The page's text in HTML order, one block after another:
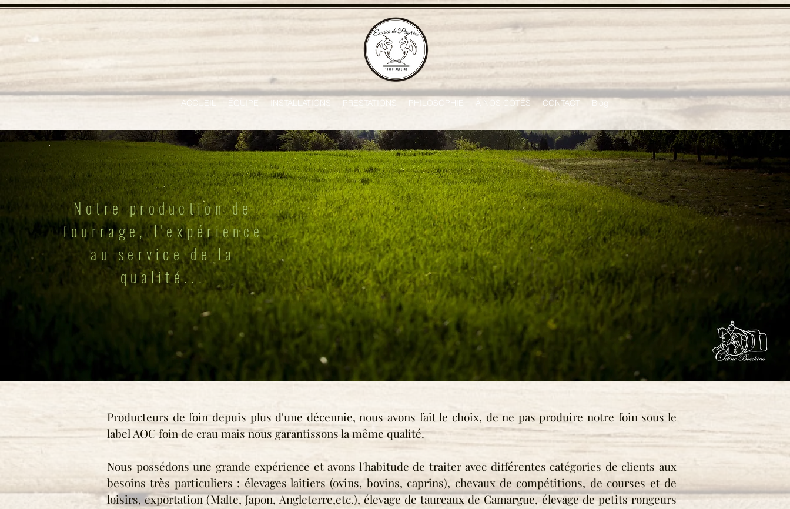
ACCUEIL ÉQUIPE INSTALLATIONS PRESTATIONS PHILOSOPHIE À NOS COTÉS CONTACT Blog
Notre production de
fourrage, l'expérience
au service de la
qualité...
Producteurs de foin depuis plus d'une décennie, nous avons fait le choix, de ne pas produire notre foin sous le
label AOC foin de crau mais nous garantissons la même qualité.
Nous possédons une grande expérience et avons l'habitude de traiter avec différentes catégories de clients aux
besoins très particuliers : élevages laitiers (ovins, bovins, caprins), chevaux de compétitions, de courses et de
loisirs, exportation (Malte, Japon, Angleterre,etc.), élevage de taureaux de Camargue, élevage de petits rongeurs